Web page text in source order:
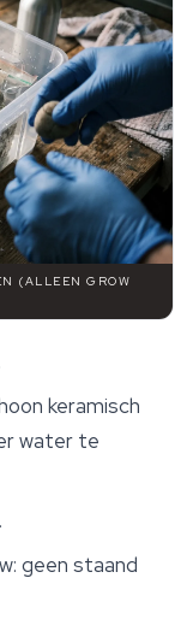
(ALLEEN GROW
keramisch
water te
geen staand